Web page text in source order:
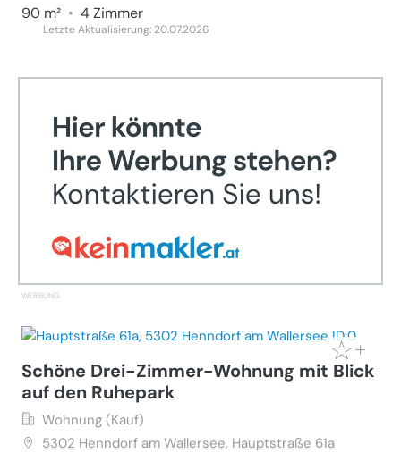
90 m² • 4 Zimmer
Letzte Aktualisierung: 20.07.2026
Schöne Drei-Zimmer-Wohnung mit Blick
auf den Ruhepark
Wohnung (Kauf)
5302 Henndorf am Wallersee, Hauptstraße 61a